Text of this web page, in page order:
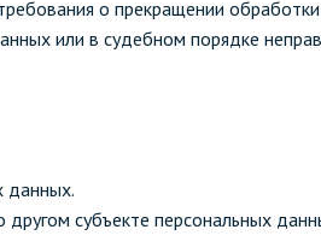
о прекращении
или в судебном порядке
данных.
субъекте персональных